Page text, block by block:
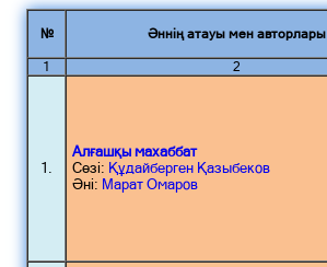
№ Әннің атауы мен авторлары
1 2
1.
Алғашқы махаббат
Сөзі: Құдайберген Қазыбеков
Әні: Марат Омаров